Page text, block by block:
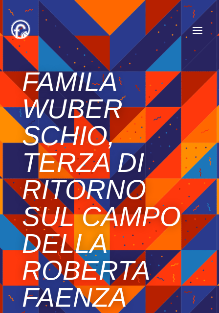
FAMILA
WUBER
SCHIO,
TERZA DI
RITORNO
SUL CAMPO
DELLA
ROBERTA
FAENZA